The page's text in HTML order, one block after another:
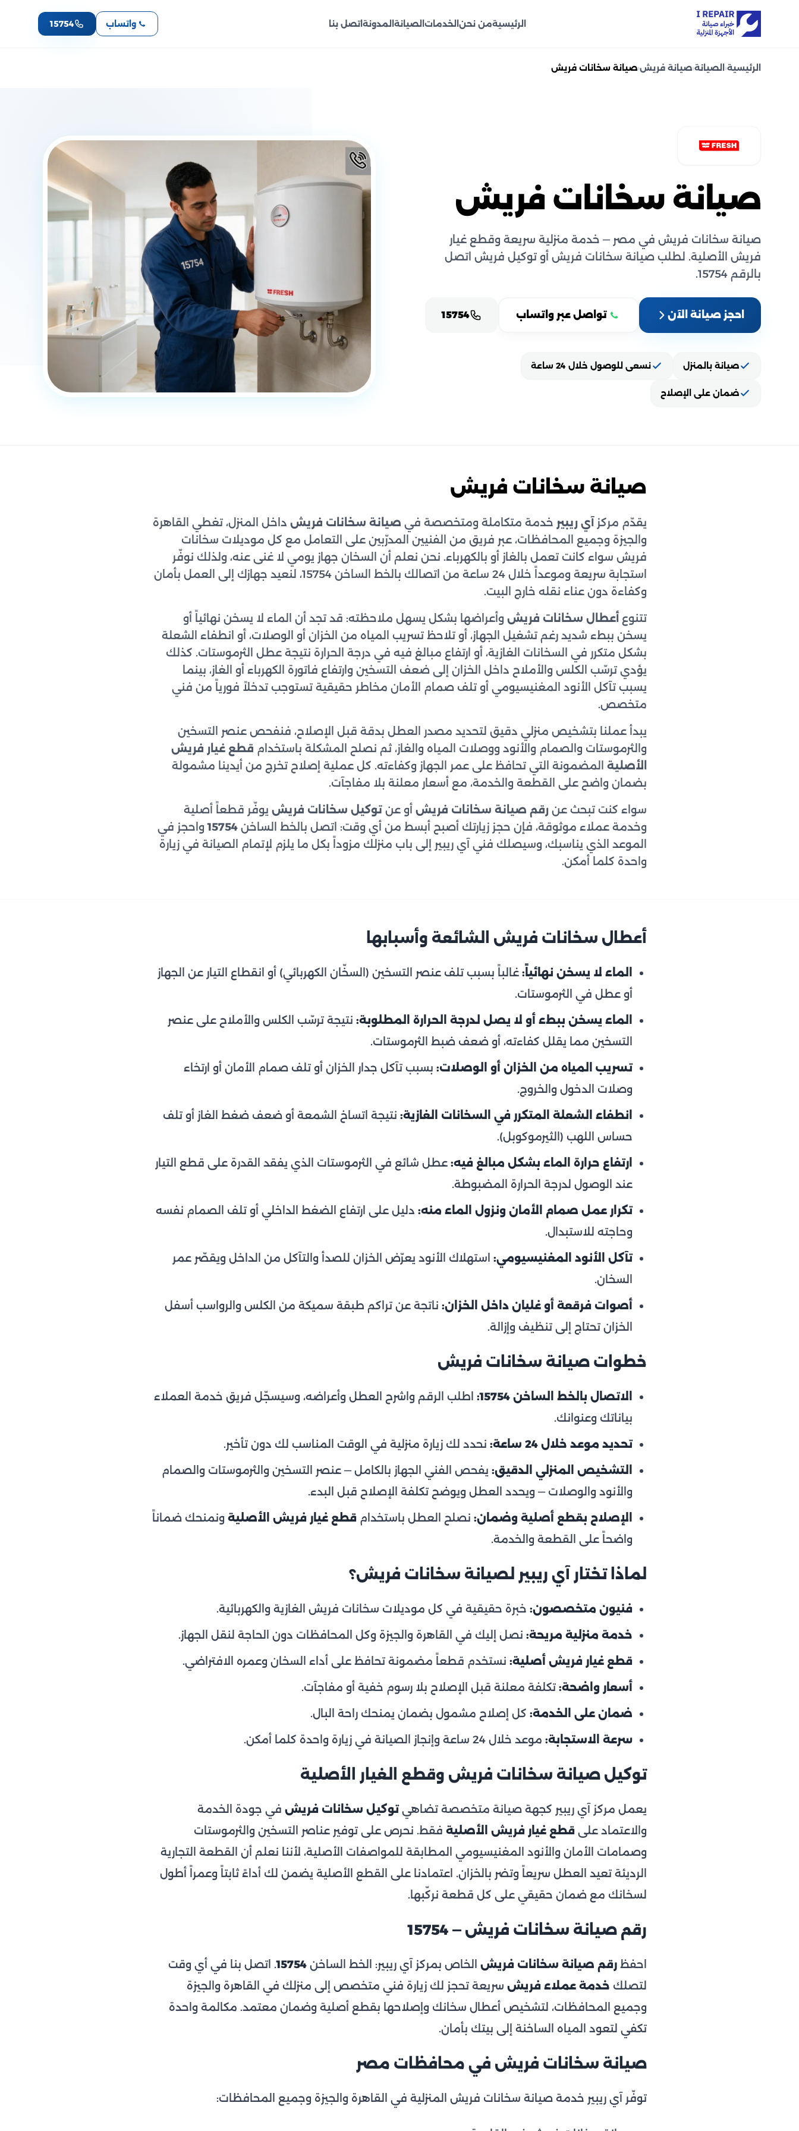
الرئيسيةمن نحن الخدمات الصيانة المدونةاتصل بنا واتساب 15754
الرئيسية‹ الصيانة‹صيانة فريش‹صيانة سخانات فريش
صيانة سخانات فريش
صيانة سخانات فريش في مصر — خدمة منزلية سريعة وقطع غيار
فريش الأصلية. لطلب صيانة سخانات فريش أو توكيل فريش اتصل
بالرقم 15754.
احجز صيانة الآن تواصل عبر واتساب 15754
صيانة بالمنزل نسعى للوصول خلال 24 ساعة
ضمان على الإصلاح
صيانة سخانات فريش
يقدّم مركز آي ريبير خدمة متكاملة ومتخصصة في صيانة سخانات فريش داخل المنزل، تغطي القاهرة
والجيزة وجميع المحافظات، عبر فريق من الفنيين المدرّبين على التعامل مع كل موديلات سخانات
فريش سواء كانت تعمل بالغاز أو بالكهرباء. نحن نعلم أن السخان جهاز يومي لا غنى عنه، ولذلك نوفّر
استجابة سريعة وموعداً خلال 24 ساعة من اتصالك بالخط الساخن 15754، لنعيد جهازك إلى العمل بأمان
وكفاءة دون عناء نقله خارج البيت.
تتنوع أعطال سخانات فريش وأعراضها بشكل يسهل ملاحظته: قد تجد أن الماء لا يسخن نهائياً أو
يسخن ببطء شديد رغم تشغيل الجهاز، أو تلاحظ تسريب المياه من الخزان أو الوصلات، أو انطفاء الشعلة
بشكل متكرر في السخانات الغازية، أو ارتفاع مبالغ فيه في درجة الحرارة نتيجة عطل الثرموستات. كذلك
يؤدي ترسّب الكلس والأملاح داخل الخزان إلى ضعف التسخين وارتفاع فاتورة الكهرباء أو الغاز، بينما
يسبب تآكل الأنود المغنيسيومي أو تلف صمام الأمان مخاطر حقيقية تستوجب تدخلاً فورياً من فني
متخصص.
يبدأ عملنا بتشخيص منزلي دقيق لتحديد مصدر العطل بدقة قبل الإصلاح، فنفحص عنصر التسخين
والثرموستات والصمام والأنود ووصلات المياه والغاز، ثم نصلح المشكلة باستخدام قطع غيار فريش
الأصلية المضمونة التي تحافظ على عمر الجهاز وكفاءته. كل عملية إصلاح تخرج من أيدينا مشمولة
بضمان واضح على القطعة والخدمة، مع أسعار معلنة بلا مفاجآت.
سواء كنت تبحث عن رقم صيانة سخانات فريش أو عن توكيل سخانات فريش يوفّر قطعاً أصلية
وخدمة عملاء موثوقة، فإن حجز زيارتك أصبح أبسط من أي وقت: اتصل بالخط الساخن 15754واحجز في
الموعد الذي يناسبك، وسيصلك فني آي ريبير إلى باب منزلك مزوداً بكل ما يلزم لإتمام الصيانة في زيارة
واحدة كلما أمكن.
أعطال سخانات فريش الشائعة وأسبابها
الماء لا يسخن نهائياً: غالباً بسبب تلف عنصر التسخين (السخّان الكهربائي) أو انقطاع التيار عن الجهاز
أو عطل في الثرموستات.
الماء يسخن ببطء أو لا يصل لدرجة الحرارة المطلوبة: نتيجة ترسّب الكلس والأملاح على عنصر
التسخين مما يقلل كفاءته، أو ضعف ضبط الثرموستات.
تسريب المياه من الخزان أو الوصلات: بسبب تآكل جدار الخزان أو تلف صمام الأمان أو ارتخاء
وصلات الدخول والخروج.
انطفاء الشعلة المتكرر في السخانات الغازية: نتيجة اتساخ الشمعة أو ضعف ضغط الغاز أو تلف
حساس اللهب (الثيرموكوبل).
ارتفاع حرارة الماء بشكل مبالغ فيه: عطل شائع في الثرموستات الذي يفقد القدرة على قطع التيار
عند الوصول لدرجة الحرارة المضبوطة.
تكرار عمل صمام الأمان ونزول الماء منه: دليل على ارتفاع الضغط الداخلي أو تلف الصمام نفسه
وحاجته للاستبدال.
تآكل الأنود المغنيسيومي: استهلاك الأنود يعرّض الخزان للصدأ والتآكل من الداخل ويقصّر عمر
السخان.
أصوات فرقعة أو غليان داخل الخزان: ناتجة عن تراكم طبقة سميكة من الكلس والرواسب أسفل
الخزان تحتاج إلى تنظيف وإزالة.
خطوات صيانة سخانات فريش
الاتصال بالخط الساخن 15754:
اطلب الرقم واشرح العطل وأعراضه، وسيسجّل فريق خدمة العملاء
بياناتك وعنوانك.
تحديد موعد خلال 24 ساعة:
نحدد لك زيارة منزلية في الوقت المناسب لك دون تأخير.
التشخيص المنزلي الدقيق: يفحص الفني الجهاز بالكامل — عنصر التسخين والثرموستات والصمام
والأنود والوصلات — ويحدد العطل ويوضح تكلفة الإصلاح قبل البدء.
الإصلاح بقطع أصلية وضمان: نصلح العطل باستخدام قطع غيار فريش الأصلية ونمنحك ضماناً
واضحاً على القطعة والخدمة.
لماذا تختار آي ريبير لصيانة سخانات فريش؟
فنيون متخصصون: خبرة حقيقية في كل موديلات سخانات فريش الغازية والكهربائية.
خدمة منزلية مريحة: نصل إليك في القاهرة والجيزة وكل المحافظات دون الحاجة لنقل الجهاز.
قطع غيار فريش أصلية: نستخدم قطعاً مضمونة تحافظ على أداء السخان وعمره الافتراضي.
أسعار واضحة: تكلفة معلنة قبل الإصلاح بلا رسوم خفية أو مفاجآت.
ضمان على الخدمة: كل إصلاح مشمول بضمان يمنحك راحة البال.
سرعة الاستجابة: موعد خلال 24 ساعة وإنجاز الصيانة في زيارة واحدة كلما أمكن.
توكيل صيانة سخانات فريش وقطع الغيار الأصلية
يعمل مركز آي ريبير كجهة صيانة متخصصة تضاهيتوكيل سخانات فريش في جودة الخدمة
والاعتماد على قطع غيار فريش الأصلية فقط. نحرص على توفير عناصر التسخين والثرموستات
وصمامات الأمان والأنود المغنيسيومي المطابقة للمواصفات الأصلية، لأننا نعلم أن القطعة التجارية
الرديئة تعيد العطل سريعاً وتضر بالخزان. اعتمادنا على القطع الأصلية يضمن لك أداءً ثابتاً وعمراً أطول
لسخانك مع ضمان حقيقي على كل قطعة نركّبها.
رقم صيانة سخانات فريش — 15754
احفظ رقم صيانة سخانات فريش الخاص بمركز آي ريبير: الخط الساخن 15754. اتصل بنا في أي وقت
لتصلك خدمة عملاء فريش سريعة تحجز لك زيارة فني متخصص إلى منزلك في القاهرة والجيزة
وجميع المحافظات، لتشخيص أعطال سخانك وإصلاحها بقطع أصلية وضمان معتمد. مكالمة واحدة
تكفي لتعود المياه الساخنة إلى بيتك بأمان.
صيانة سخانات فريش في محافظات مصر
توفّر آي ريبير خدمة صيانة سخانات فريش المنزلية في القاهرة والجيزة وجميع المحافظات: